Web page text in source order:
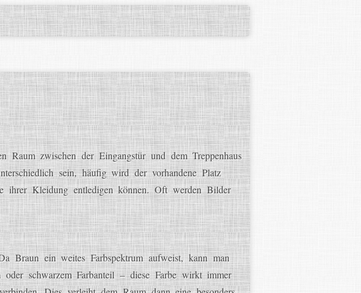
zwischen der Eingangstür und dem Treppenhaus
sein, häufig wird der vorhandene Platz
ihrer Kleidung entledigen können. Oft werden Bilder
Braun ein weites Farbspektrum aufweist, kann man
schwarzem Farbanteil – diese Farbe wirkt immer